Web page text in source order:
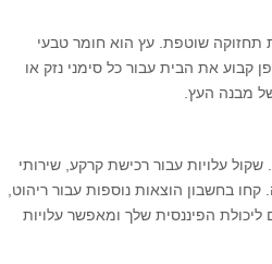
תחזוקה שוטפת. עץ הוא חומר טבעי
קבוע את הבית עבור כל סימני נזק או
מבנה העץ.
שקול עלויות עבור רכישת קרקע, שירותי
קחו בחשבון הוצאות נוספות עבור ריהוט,
הפיננסית שלך ומאפשר עלויות